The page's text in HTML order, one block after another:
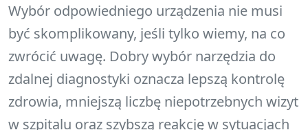
Wybór odpowiedniego urządzenia nie musi
być skomplikowany, jeśli tylko wiemy, na co
zwrócić uwagę. Dobry wybór narzędzia do
zdalnej diagnostyki oznacza lepszą kontrolę
zdrowia, mniejszą liczbę niepotrzebnych wizyt
w szpitalu oraz szybszą reakcję w sytuacjach